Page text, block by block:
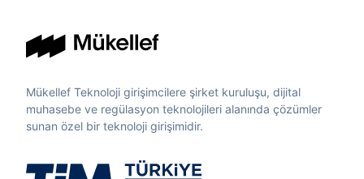
Mükellef Teknoloji girişimcilere şirket kuruluşu, dijital
muhasebe ve regülasyon teknolojileri alanında çözümler
sunan özel bir teknoloji girişimidir.